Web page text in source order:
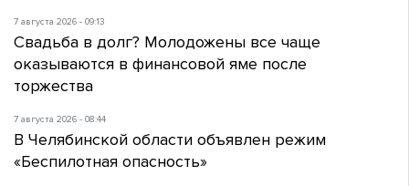
7 августа 2026 - 09:13
Свадьба в долг? Молодожены все чаще
оказываются в финансовой яме после
торжества
7 августа 2026 - 08:44
В Челябинской области объявлен режим
«Беспилотная опасность»